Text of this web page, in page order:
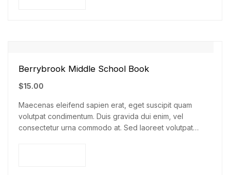
Berrybrook Middle School Book
$15.00
Maecenas eleifend sapien erat, eget suscipit quam
volutpat condimentum. Duis gravida dui enim, vel
consectetur urna commodo at. Sed laoreet volutpat